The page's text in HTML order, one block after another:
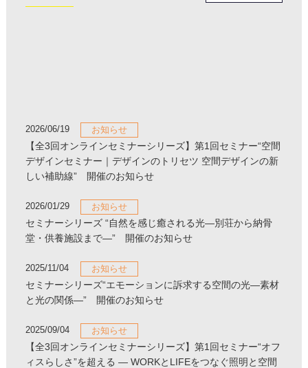
2026/06/19 お知らせ
【全3回オンラインセミナーシリーズ】第1回セミナー“空間
デザインセミナー｜デザインのトリセツ 空間デザインの新
しい補助線” 開催のお知らせ
2026/01/29 お知らせ
セミナーシリーズ “自然を感じ癒される光―別荘から納骨
堂・供養施設まで―” 開催のお知らせ
2025/11/04 お知らせ
セミナーシリーズ“エモーションに訴求する空間の光―素材
と光の関係―” 開催のお知らせ
2025/09/04 お知らせ
【全3回オンラインセミナーシリーズ】第1回セミナー“オフ
ィスらしさ”を超える ― WORKとLIFEをつなぐ照明と空間